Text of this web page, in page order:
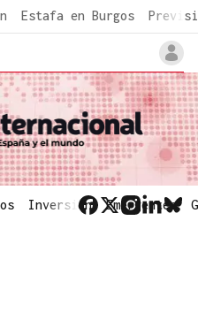
Estafa en Burgos
Inversión Emergentes